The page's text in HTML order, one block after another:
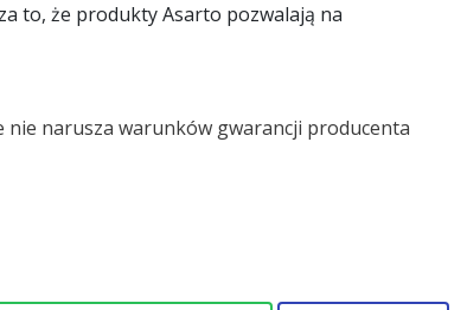
to, że produkty Asarto pozwalają na
nie narusza warunków gwarancji producenta